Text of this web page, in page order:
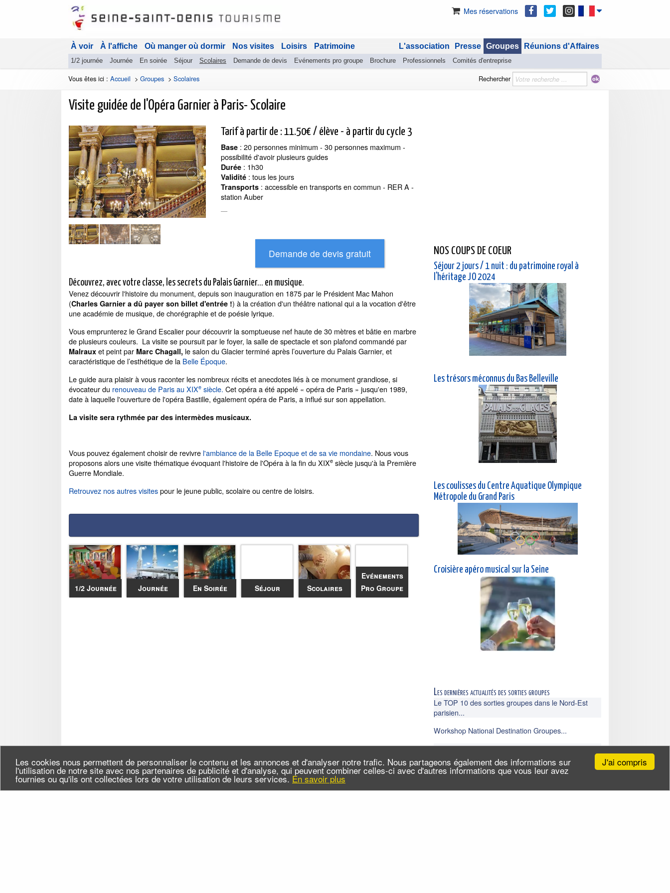
J'ai compris
Les cookies nous permettent de personnaliser le contenu et les annonces et d'analyser notre trafic. Nous partageons également des informations sur
l'utilisation de notre site avec nos partenaires de publicité et d'analyse, qui peuvent combiner celles-ci avec d'autres informations que vous leur avez
fournies ou qu'ils ont collectées lors de votre utilisation de leurs services. En savoir plus
Mes réservations
À voir À l'affiche Où manger où dormir Nos visites Loisirs Patrimoine Réunions d'Affaires
Groupes
1/2 journée Journée En soirée Séjour Scolaires Demande de devis Evénements pro groupe Brochure Professionnels Comités d'entreprise
Presse
L'association
Vous êtes ici : Accueil > Groupes > Scolaires Rechercher
Visite guidée de l'Opéra Garnier à Paris- Scolaire
Tarif à partir de : 11.50€ / élève - à partir du cycle 3
Base : 20 personnes minimum - 30 personnes maximum -
possibilité d'avoir plusieurs guides
Durée : 1h30
Validité : tous les jours
Transports : accessible en transports en commun - RER A -
station Auber
Découvrez, avec votre classe, les secrets du Palais Garnier... en musique.
Venez découvrir l'histoire du monument, depuis son inauguration en 1875 par le Président Mac Mahon
(Charles Garnier a dû payer son billet d'entrée !) à la création d'un théâtre national qui a la vocation d'être
une académie de musique, de chorégraphie et de poésie lyrique.
Vous emprunterez le Grand Escalier pour découvrir la somptueuse nef haute de 30 mètres et bâtie en marbre
de plusieurs couleurs. La visite se poursuit par le foyer, la salle de spectacle et son plafond commandé par
Malraux et peint par Marc Chagall, le salon du Glacier terminé après l’ouverture du Palais Garnier, et
caractéristique de l’esthétique de la Belle Époque.
Le guide aura plaisir à vous raconter les nombreux récits et anecdotes liés à ce monument grandiose, si
évocateur du renouveau de Paris au XIXe siècle. Cet opéra a été appelé « opéra de Paris » jusqu'en 1989,
date à laquelle l'ouverture de l'opéra Bastille, également opéra de Paris, a influé sur son appellation.
La visite sera rythmée par des intermèdes musicaux.
Vous pouvez également choisir de revivre l'ambiance de la Belle Epoque et de sa vie mondaine. Nous vous
proposons alors une visite thématique évoquant l'histoire de l'Opéra à la fin du XIXe siècle jusqu'à la Première
Guerre Mondiale.
Retrouvez nos autres visitespour le jeune public, scolaire ou centre de loisirs.
1/2 Journée Journée En Soirée Séjour Scolaires
Evénements
Pro Groupe
NOS COUPS DE COEUR
Séjour 2 jours / 1 nuit : du patrimoine royal à
l'héritage JO 2024
Les trésors méconnus du Bas Belleville
Les coulisses du Centre Aquatique Olympique
Métropole du Grand Paris
Croisière apéro musical sur la Seine
Les dernières actualités des sorties groupes
Le TOP 10 des sorties groupes dans le Nord-Est
parisien...
Workshop National Destination Groupes...
Un lieu entre patrimoine, histoire de France et
coulisses ...